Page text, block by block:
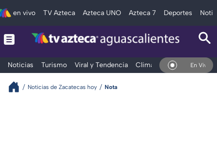
en vivo TV Azteca Azteca UNO Azteca 7 Deportes
Noticias Turismo Viral y Tendencia Clima Deportes En Vivo
Noticias de Zacatecas hoy Nota